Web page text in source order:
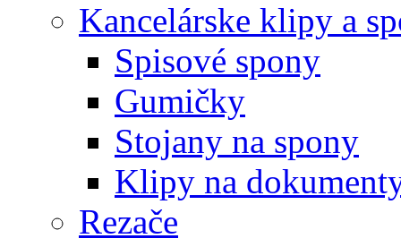
Kancelárske klipy a
Spisové spony
Gumičky
Stojany na spony
Klipy na
Rezače